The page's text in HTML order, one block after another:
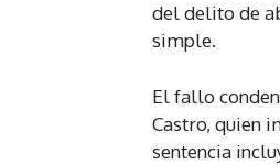
del delito de
simple.
El fallo
Castro, quien
sentencia